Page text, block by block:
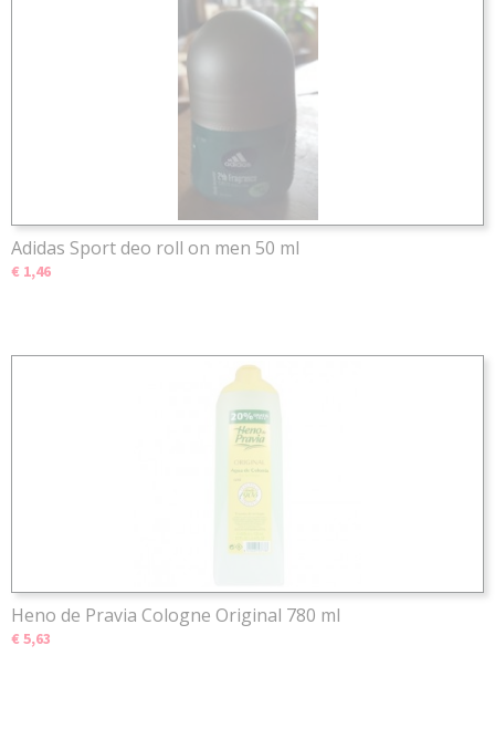
Adidas Sport deo roll on men 50 ml
€ 1,46
Heno de Pravia Cologne Original 780 ml
€ 5,63